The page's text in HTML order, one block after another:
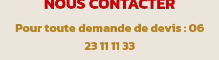
Pour toute demande de devis : 06
23 11 11 33